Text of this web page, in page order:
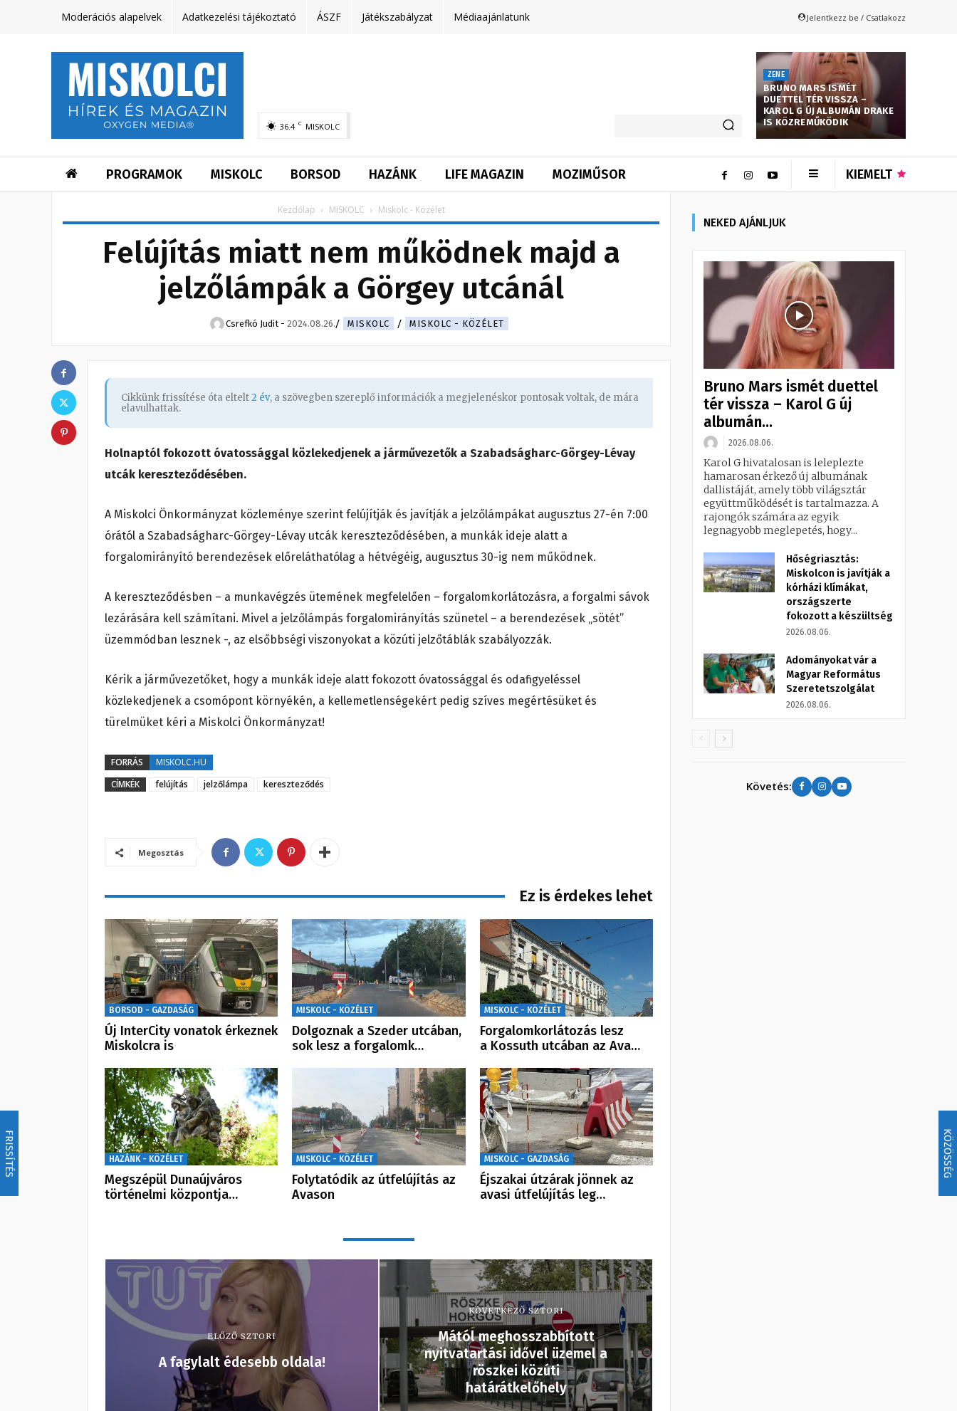
FRISSÍTÉS KÖZÖSSÉG
Moderációs alapelvek Adatkezelési tájékoztató ÁSZF Játékszabályzat Médiaajánlatunk Jelentkezz be / Csatlakozz
36.4 C MISKOLC
ZENE
BRUNO MARS ISMÉT
DUETTEL TÉR VISSZA –
KAROL G ÚJ ALBUMÁN DRAKE
IS KÖZREMŰKÖDIK
PROGRAMOK MISKOLC BORSOD HAZÁNK LIFE MAGAZIN MOZIMŰSOR KIEMELT
Kezdőlap MISKOLC Miskolc - Közélet
Felújítás miatt nem működnek majd a
jelzőlámpák a Görgey utcánál
Csrefkó Judit - 2024.08.26. MISKOLC MISKOLC - KÖZÉLET
Cikkünk frissítése óta eltelt2 év, a szövegben szereplő információk a megjelenéskor pontosak voltak, de mára
elavulhattak.
Holnaptól fokozott óvatossággal közlekedjenek a járművezetők a Szabadságharc-Görgey-Lévay
utcák kereszteződésében.
A Miskolci Önkormányzat közleménye szerint felújítják és javítják a jelzőlámpákat augusztus 27-én 7:00
órától a Szabadságharc-Görgey-Lévay utcák kereszteződésében, a munkák ideje alatt a
forgalomirányító berendezések előreláthatólag a hétvégéig, augusztus 30-ig nem működnek.
A kereszteződésben – a munkavégzés ütemének megfelelően – forgalomkorlátozásra, a forgalmi sávok
lezárására kell számítani. Mivel a jelzőlámpás forgalomirányítás szünetel – a berendezések „sötét”
üzemmódban lesznek -, az elsőbbségi viszonyokat a közúti jelzőtáblák szabályozzák.
Kérik a járművezetőket, hogy a munkák ideje alatt fokozott óvatossággal és odafigyeléssel
közlekedjenek a csomópont környékén, a kellemetlenségekért pedig szíves megértésüket és
türelmüket kéri a Miskolci Önkormányzat!
FORRÁS
MISKOLC.HU
CÍMKÉK
felújítás jelzőlámpa kereszteződés
Megosztás
Ez is érdekes lehet
BORSOD - GAZDASÁG
Új InterCity vonatok érkeznek
Miskolcra is
MISKOLC - KÖZÉLET
Dolgoznak a Szeder utcában,
sok lesz a forgalomk…
MISKOLC - KÖZÉLET
Forgalomkorlátozás lesz
a Kossuth utcában az Ava…
HAZÁNK - KÖZÉLET
Megszépül Dunaújváros
történelmi központja…
MISKOLC - KÖZÉLET
Folytatódik az útfelújítás az
Avason
MISKOLC - GAZDASÁG
Éjszakai útzárak jönnek az
avasi útfelújítás leg…
ELŐZŐ SZTORI
A fagylalt édesebb oldala!
KÖVETKEZŐ SZTORI
Mától meghosszabbított
nyitvatartási idővel üzemel a
röszkei közúti
határátkelőhely
NEKED AJÁNLJUK
Bruno Mars ismét duettel
tér vissza – Karol G új
albumán...
2026.08.06.
Karol G hivatalosan is leleplezte
hamarosan érkező új albumának
dallistáját, amely több világsztár
együttműködését is tartalmazza. A
rajongók számára az egyik
legnagyobb meglepetés, hogy...
Hőségriasztás:
Miskolcon is javítják a
kórházi klímákat,
országszerte
fokozott a készültség
2026.08.06.
Adományokat vár a
Magyar Református
Szeretetszolgálat
2026.08.06.
Követés: